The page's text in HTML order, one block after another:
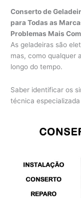
Conserto de
para Todas as
Problemas Mais
As geladeiras são
mas, como qualquer
longo do tempo.
Saber identificar os
técnica